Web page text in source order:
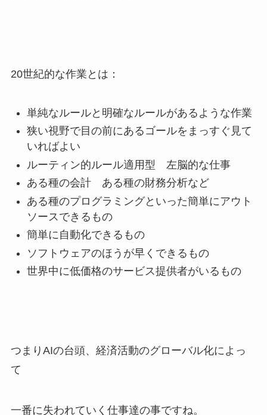
20世紀的な作業とは：
単純なルールと明確なルールがあるような作業
狭い視野で目の前にあるゴールをまっすぐ見て
いればよい
ルーティン的ルール適用型 左脳的な仕事
ある種の会計 ある種の財務分析など
ある種のプログラミングといった簡単にアウト
ソースできるもの
簡単に自動化できるもの
ソフトウェアのほうが早くできるもの
世界中に低価格のサービス提供者がいるもの
つまりAIの台頭、経済活動のグローバル化によっ
て
一番に失われていく仕事達の事ですね。